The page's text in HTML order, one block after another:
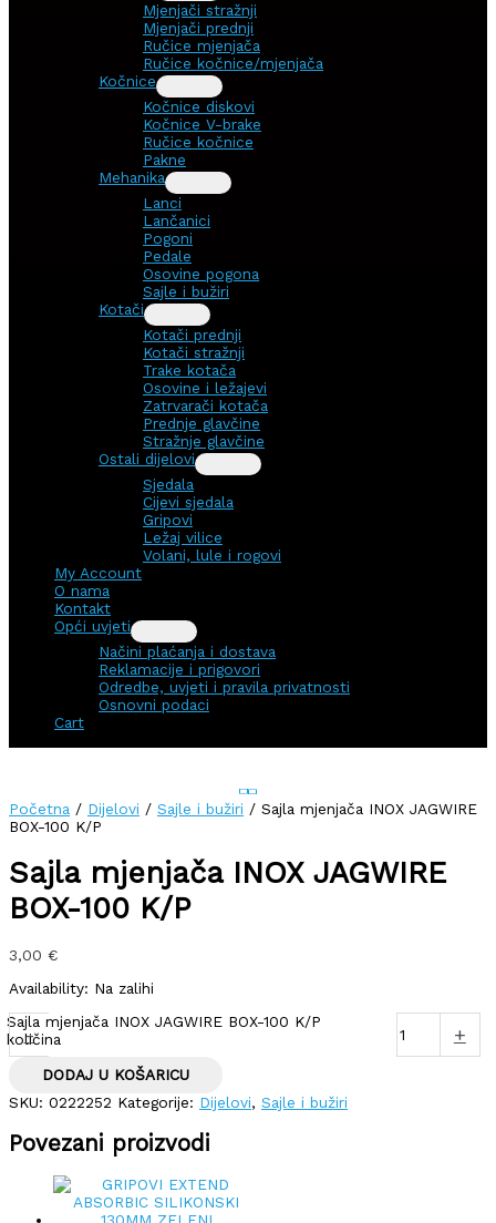
Mjenjači stražnji
Mjenjači prednji
Ručice mjenjača
Ručice kočnice/mjenjača
Kočnice
Kočnice diskovi
Kočnice V-brake
Ručice kočnice
Pakne
Mehanika
Lanci
Lančanici
Pogoni
Pedale
Osovine pogona
Sajle i bužiri
Kotači
Kotači prednji
Kotači stražnji
Trake kotača
Osovine i ležajevi
Zatrvarači kotača
Prednje glavčine
Stražnje glavčine
Ostali dijelovi
Sjedala
Cijevi sjedala
Gripovi
Ležaj vilice
Volani, lule i rogovi
My Account
O nama
Kontakt
Opći uvjeti
Načini plaćanja i dostava
Reklamacije i prigovori
Odredbe, uvjeti i pravila privatnosti
Osnovni podaci
Cart
Početna / Dijelovi / Sajle i bužiri / Sajla mjenjača INOX JAGWIRE
BOX-100 K/P
Sajla mjenjača INOX JAGWIRE
BOX-100 K/P
3,00 €
Availability: Na zalihi
-
Sajla mjenjača INOX JAGWIRE BOX-100 K/P
količina
+
DODAJ U KOŠARICU
SKU: 0222252 Kategorije: Dijelovi, Sajle i bužiri
Povezani proizvodi